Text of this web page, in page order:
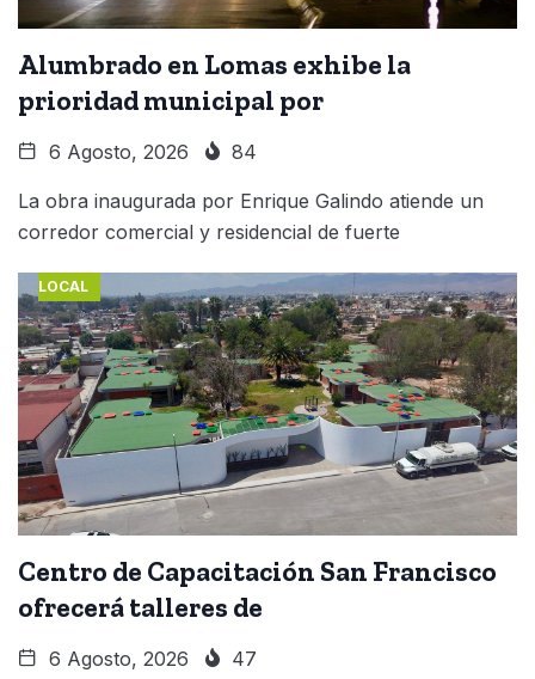
Alumbrado en Lomas exhibe la
prioridad municipal por
6 Agosto, 2026 84
La obra inaugurada por Enrique Galindo atiende un
corredor comercial y residencial de fuerte
LOCAL
Centro de Capacitación San Francisco
ofrecerá talleres de
6 Agosto, 2026 47